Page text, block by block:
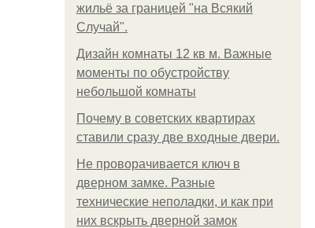
жильё за границей "на Всякий
Случай".
Дизайн комнаты 12 кв м. Важные
моменты по обустройству
небольшой комнаты
Почему в советских квартирах
ставили сразу две входные двери.
Не проворачивается ключ в
дверном замке. Разные
технические неполадки, и как при
них вскрыть дверной замок